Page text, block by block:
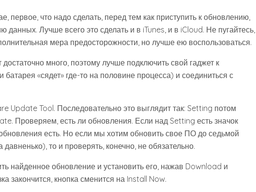
первое, что надо сделать, перед тем как приступить к обновлению,
данных. Лучше всего это сделать и в iTunes, и в iCloud. Не пугайтесь,
мера предосторожности, но лучше ею воспользоваться.
много, поэтому лучше подключить свой гаджет к
батарея «сядет» где-то на половине процесса) и соединиться с
Update Tool. Последовательно это выглядит так: Setting потом
Проверяем, есть ли обновления. Если над Setting есть значок
обновления есть. Но если мы хотим обновить свое ПО до седьмой
то и проверять, конечно, не обязательно.
найденное обновление и установить его, нажав Download и
закончится, кнопка сменится на Install Now.